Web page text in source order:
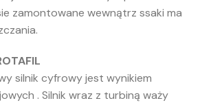
zamontowane wewnątrz ssaki ma
silnik cyfrowy jest wynikiem
. Silnik wraz z turbiną waży